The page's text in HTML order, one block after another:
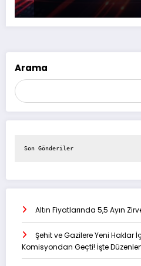
Arama
Son Gönderiler
Altın Fiyatlarında 5,5 Ayın
Şehit ve Gazilere Yeni Haklar
Komisyondan Geçti! İşte